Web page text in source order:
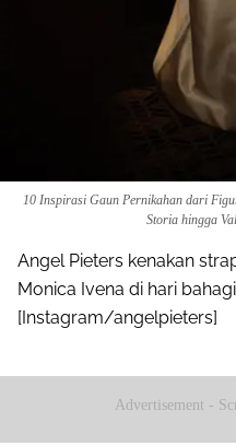
10 Inspirasi Gaun Pernikahan dari
Storia hingga
Angel Pieters kenakan
Monica Ivena di hari
[Instagram/angelpieters]
Advertisement -